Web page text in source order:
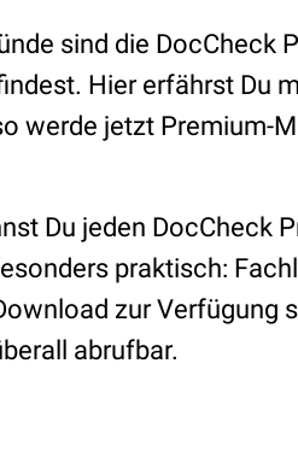
sind die DocCheck
Hier erfährst Du
werde jetzt Premium-
Du jeden DocCheck
praktisch:
zur Verfügung
abrufbar.